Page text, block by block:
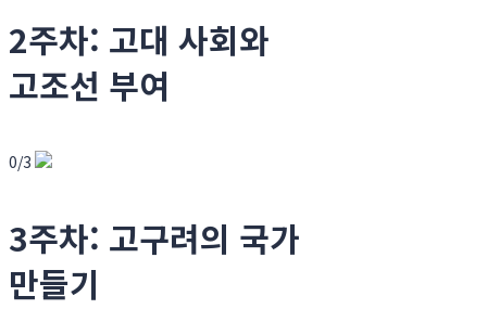
2주차: 고대 사회와
고조선 부여
0/3
3주차: 고구려의 국가
만들기